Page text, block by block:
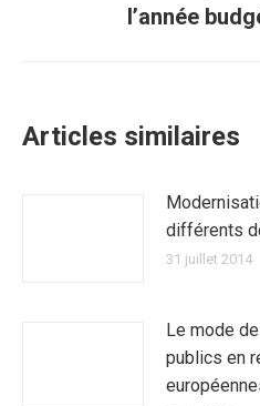
l’année
Articles similaires
différents
31 juillet 2014
Le mode
publics en